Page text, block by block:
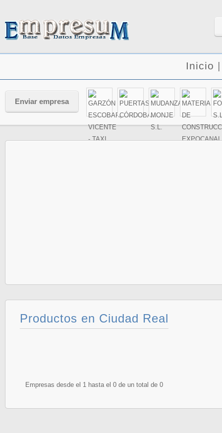
Inicio
Enviar empresa
Productos en Ciudad Real
Empresas desde el 1 hasta el 0 de un total de 0